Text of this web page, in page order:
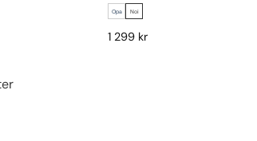
Opa Noi
1 299 kr